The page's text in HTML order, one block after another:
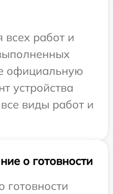
работ и
официальную
устройства
виды работ и
о готовности